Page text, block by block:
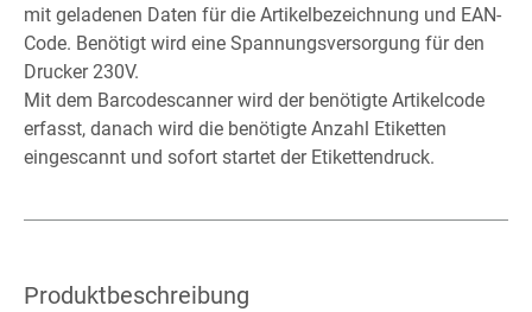
mit geladenen Daten für die Artikelbezeichnung und EAN-
Code. Benötigt wird eine Spannungsversorgung für den
Drucker 230V.
Mit dem Barcodescanner wird der benötigte Artikelcode
erfasst, danach wird die benötigte Anzahl Etiketten
eingescannt und sofort startet der Etikettendruck.
Produktbeschreibung